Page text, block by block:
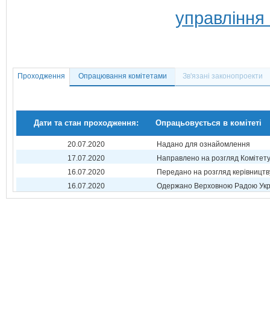
Проходження Опрацювання комітетами Зв'язані законопроекти
Дати та стан проходження: Опрацьовується в комітеті
20.07.2020
Надано для ознайомлення
17.07.2020
Направлено на розгляд Комітету
16.07.2020
Передано на розгляд
16.07.2020
Одержано Верховною Радою